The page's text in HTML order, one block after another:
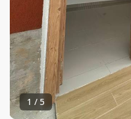
1 / 5